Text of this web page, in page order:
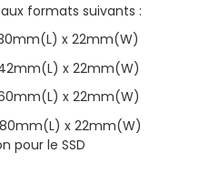
aux formats suivants :
x 22mm(W)
x 22mm(W)
x 22mm(W)
x 22mm(W)
pour le SSD